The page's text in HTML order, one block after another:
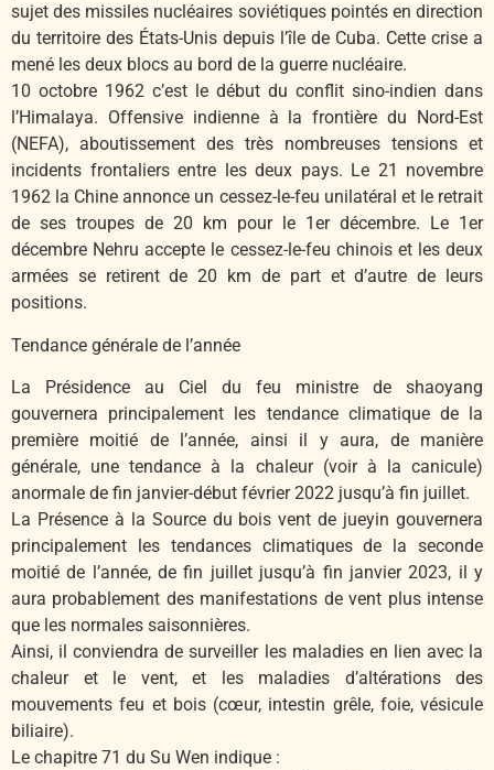
sujet des missiles nucléaires soviétiques pointés en direction
du territoire des États-Unis depuis l’île de Cuba. Cette crise a
mené les deux blocs au bord de la guerre nucléaire.
10 octobre 1962 c’est le début du conflit sino-indien dans
l’Himalaya. Offensive indienne à la frontière du Nord-Est
(NEFA), aboutissement des très nombreuses tensions et
incidents frontaliers entre les deux pays. Le 21 novembre
1962 la Chine annonce un cessez-le-feu unilatéral et le retrait
de ses troupes de 20 km pour le 1er décembre. Le 1er
décembre Nehru accepte le cessez-le-feu chinois et les deux
armées se retirent de 20 km de part et d’autre de leurs
positions.
Tendance générale de l’année
La Présidence au Ciel du feu ministre de shaoyang
gouvernera principalement les tendance climatique de la
première moitié de l’année, ainsi il y aura, de manière
générale, une tendance à la chaleur (voir à la canicule)
anormale de fin janvier-début février 2022 jusqu’à fin juillet.
La Présence à la Source du bois vent de jueyin gouvernera
principalement les tendances climatiques de la seconde
moitié de l’année, de fin juillet jusqu’à fin janvier 2023, il y
aura probablement des manifestations de vent plus intense
que les normales saisonnières.
Ainsi, il conviendra de surveiller les maladies en lien avec la
chaleur et le vent, et les maladies d’altérations des
mouvements feu et bois (cœur, intestin grêle, foie, vésicule
biliaire).
Le chapitre 71 du Su Wen indique :